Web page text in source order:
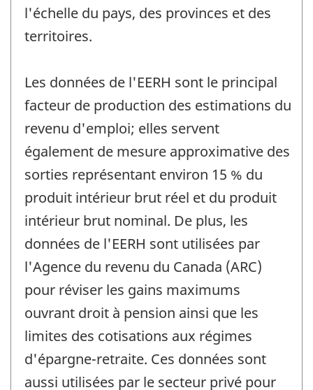
l'échelle du pays, des provinces et des
territoires.
Les données de l'EERH sont le principal
facteur de production des estimations du
revenu d'emploi; elles servent
également de mesure approximative des
sorties représentant environ 15 % du
produit intérieur brut réel et du produit
intérieur brut nominal. De plus, les
données de l'EERH sont utilisées par
l'Agence du revenu du Canada (ARC)
pour réviser les gains maximums
ouvrant droit à pension ainsi que les
limites des cotisations aux régimes
d'épargne-retraite. Ces données sont
aussi utilisées par le secteur privé pour